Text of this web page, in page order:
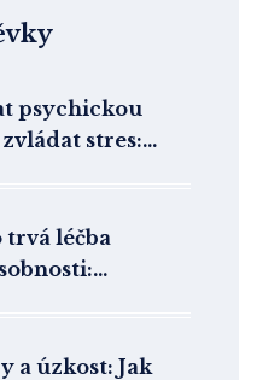
psychickou
stres:
trvá léčba
a úzkost: Jak